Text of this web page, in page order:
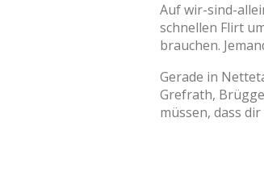
Auf wir-sind-
schnellen Flirt
brauchen.
Gerade in
Grefrath,
müssen, dass